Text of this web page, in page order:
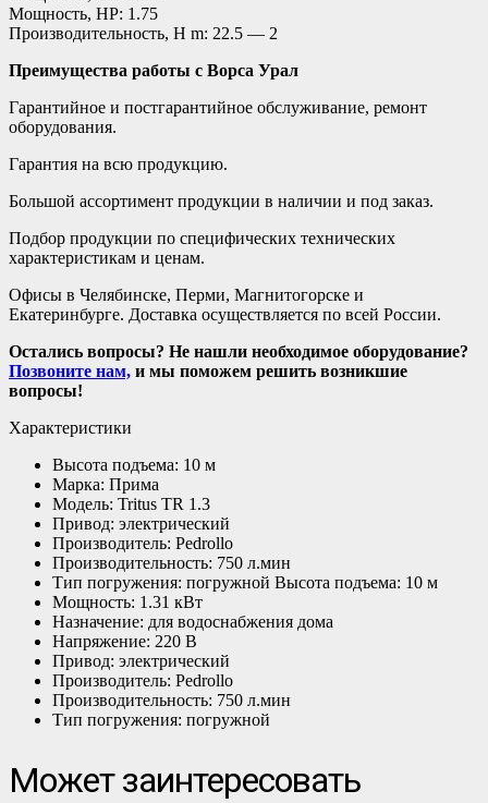
Мощность, HP: 1.75
Производительность, H m: 22.5 — 2
Преимущества работы с Ворса Урал
Гарантийное и постгарантийное обслуживание, ремонт
оборудования.
Гарантия на всю продукцию.
Большой ассортимент продукции в наличии и под заказ.
Подбор продукции по специфических технических
характеристикам и ценам.
Офисы в Челябинске, Перми, Магнитогорске и
Екатеринбурге. Доставка осуществляется по всей России.
Остались вопросы? Не нашли необходимое оборудование?
Позвоните нам, и мы поможем решить возникшие
вопросы!
Характеристики
Высота подъема: 10 м
Марка: Прима
Модель: Tritus TR 1.3
Привод: электрический
Производитель: Pedrollo
Производительность: 750 л.мин
Тип погружения: погружной Высота подъема: 10 м
Мощность: 1.31 кВт
Назначение: для водоснабжения дома
Напряжение: 220 В
Привод: электрический
Производитель: Pedrollo
Производительность: 750 л.мин
Тип погружения: погружной
Может заинтересовать